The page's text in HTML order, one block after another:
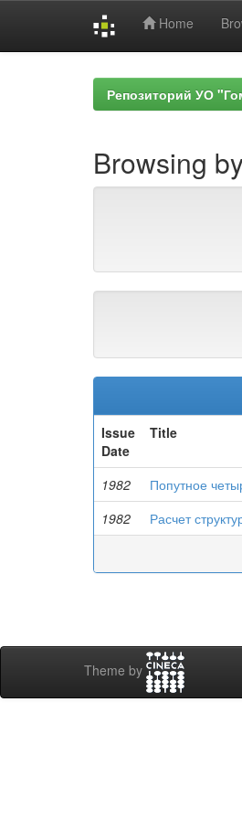
Home
Репозиторий УО
Browsing
Issue
Date
Title
1982 Попутное
1982
Расчет
Theme by